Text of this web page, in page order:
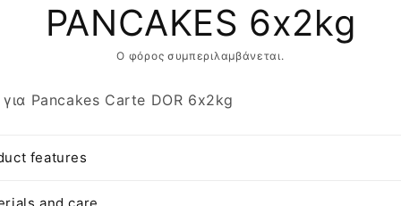
PANCAKES 6x2kg
Ο φόρος συμπεριλαμβάνεται.
Pancakes Carte DOR 6x2kg
features